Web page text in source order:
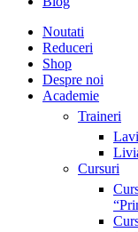
Noutati
Reduceri
Shop
Despre noi
Academie
Traineri
Cursuri